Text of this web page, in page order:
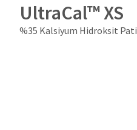
UltraCal™ XS
%35 Kalsiyum Hidroksit Pati